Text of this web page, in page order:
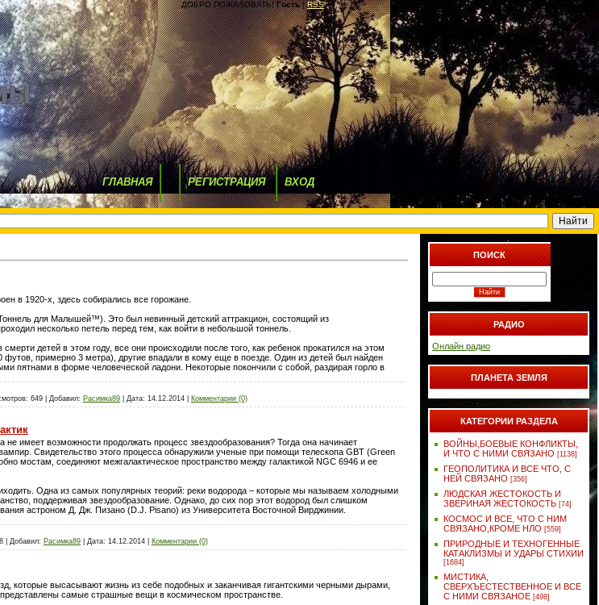
ДОБРО ПОЖАЛОВАТЬ! Гость|RSS
ГЛАВНАЯ РЕГИСТРАЦИЯ ВХОД
в 1920-х, здесь собирались все горожане.
для Малышей™). Это был невинный детский аттракцион, состоящий из
несколько петель перед тем, как войти в небольшой тоннель.
детей в этом году, все они происходили после того, как ребенок прокатился на этом
футов, примерно 3 метра), другие впадали в кому еще в поезде. Один из детей был найден
пятнами в форме человеческой ладони. Некоторые покончили с собой, раздирая горло в
649 Добавил: Расимка89 Дата: 14.12.2014 Комментарии (0)
не имеет возможности продолжать процесс звездообразования? Тогда она начинает
Свидетельство этого процесса обнаружили ученые при помощи телескопа GBT (Green
мостам, соединяют межгалактическое пространство между галактикой NGC 6946 и ее
Одна из самых популярных теорий: реки водорода – которые мы называем холодными
поддерживая звездообразование. Однако, до сих пор этот водород был слишком
астроном Д. Дж. Пизано (D.J. Pisano) из Университета Восточной Вирджинии.
Добавил: Расимка89 Дата: 14.12.2014 Комментарии (0)
которые высасывают жизнь из себе подобных и заканчивая гигантскими черными дырами,
самые страшные вещи в космическом пространстве.
ПОИСК
РАДИО
Онлайн радио
ПЛАНЕТА ЗЕМЛЯ
КАТЕГОРИИ РАЗДЕЛА
ВОЙНЫ,БОЕВЫЕ КОНФЛИКТЫ,
И ЧТО С НИМИ СВЯЗАНО [1138]
ГЕОПОЛИТИКА И ВСЕ ЧТО, С
НЕЙ СВЯЗАНО [356]
ЛЮДСКАЯ ЖЕСТОКОСТЬ И
ЗВЕРИНАЯ ЖЕСТОКОСТЬ [74]
КОСМОС И ВСЕ, ЧТО С НИМ
СВЯЗАНО,КРОМЕ НЛО [559]
ПРИРОДНЫЕ И ТЕХНОГЕННЫЕ
КАТАКЛИЗМЫ И УДАРЫ СТИХИИ
[1684]
МИСТИКА,
СВЕРХЪЕСТЕСТВЕННОЕ И ВСЕ
С НИМИ СВЯЗАНОЕ [498]